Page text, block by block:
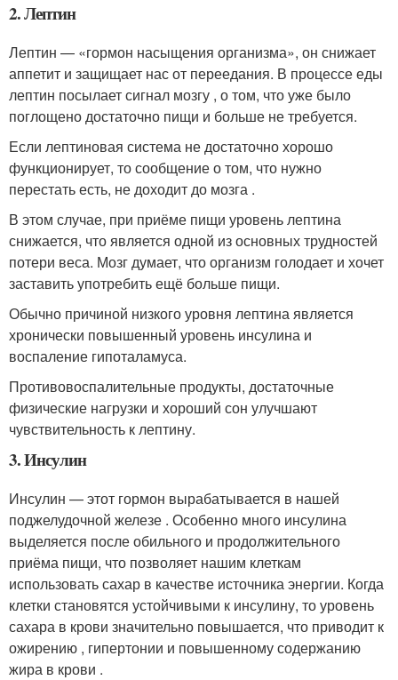
2. Лептин
Лептин — «гормон насыщения организма», он снижает
аппетит и защищает нас от переедания. В процессе еды
лептин посылает сигнал мозгу , о том, что уже было
поглощено достаточно пищи и больше не требуется.
Если лептиновая система не достаточно хорошо
функционирует, то сообщение о том, что нужно
перестать есть, не доходит до мозга .
В этом случае, при приёме пищи уровень лептина
снижается, что является одной из основных трудностей
потери веса. Мозг думает, что организм голодает и хочет
заставить употребить ещё больше пищи.
Обычно причиной низкого уровня лептина является
хронически повышенный уровень инсулина и
воспаление гипоталамуса.
Противовоспалительные продукты, достаточные
физические нагрузки и хороший сон улучшают
чувствительность к лептину.
3. Инсулин
Инсулин — этот гормон вырабатывается в нашей
поджелудочной железе . Особенно много инсулина
выделяется после обильного и продолжительного
приёма пищи, что позволяет нашим клеткам
использовать сахар в качестве источника энергии. Когда
клетки становятся устойчивыми к инсулину, то уровень
сахара в крови значительно повышается, что приводит к
ожирению , гипертонии и повышенному содержанию
жира в крови .